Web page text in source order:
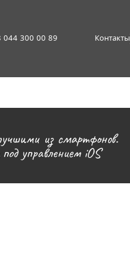
044 300 00 89 Контакты
из смартфонов.
управлением iOS